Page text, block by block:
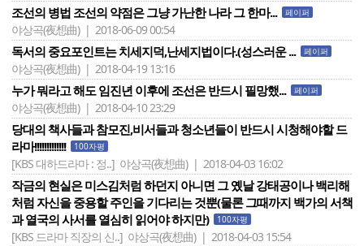
조선의 병법 조선의 약점은 그냥 가난한 나라 그 한마... 페이퍼
야상곡(夜想曲) | 2018-06-09 00:54
독서의 중요포인트는 치세지덕,난세지법이다.(성스러운 ... 페이퍼
야상곡(夜想曲) | 2018-04-19 13:16
누가 뭐라고 해도 임진년 이후에 조선은 반드시 필망했... 페이퍼
야상곡(夜想曲) | 2018-04-10 23:29
당대의 책사들과 참모진,비서들과 청소년들이 반드시 시청해야할 드
라마!!!!!!!!!!!!!
100자평
[KBS 대하드라마 : 정..] 야상곡(夜想曲) | 2018-04-03 16:02
작금의 현실은 미스김처럼 하던지 아니면 그 옜날 강태공이나 백리해
처럼 자신을 중용할 주인을 기다리는 것뿐(물론 그때까지 백가의 서책
과 열국의 사서를 열심히 읽어야 하지만)
100자평
[KBS 드라마 직장의 신..] 야상곡(夜想曲) | 2018-04-03 15:54